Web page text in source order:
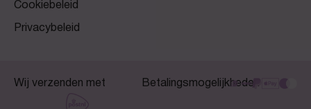
Cookiebeleid
Privacybeleid
Wij verzenden met Betalingsmogelijkheden